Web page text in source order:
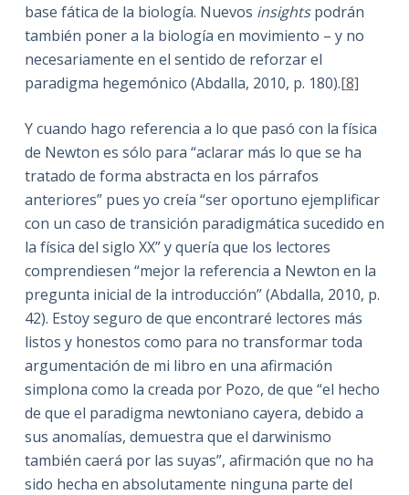
base fática de la biología. Nuevos insightspodrán
también poner a la biología en movimiento – y no
necesariamente en el sentido de reforzar el
paradigma hegemónico (Abdalla, 2010, p. 180).[8]
Y cuando hago referencia a lo que pasó con la física
de Newton es sólo para “aclarar más lo que se ha
tratado de forma abstracta en los párrafos
anteriores” pues yo creía “ser oportuno ejemplificar
con un caso de transición paradigmática sucedido en
la física del siglo XX” y quería que los lectores
comprendiesen “mejor la referencia a Newton en la
pregunta inicial de la introducción” (Abdalla, 2010, p.
42). Estoy seguro de que encontraré lectores más
listos y honestos como para no transformar toda
argumentación de mi libro en una afirmación
simplona como la creada por Pozo, de que “el hecho
de que el paradigma newtoniano cayera, debido a
sus anomalías, demuestra que el darwinismo
también caerá por las suyas”, afirmación que no ha
sido hecha en absolutamente ninguna parte del